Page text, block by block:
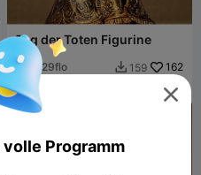
Tag der Toten Figurine
29flo  159 162

volle Programm